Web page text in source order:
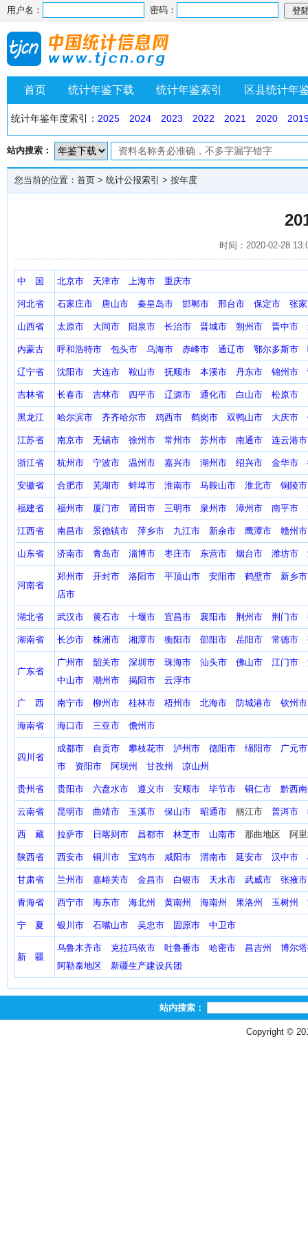
用户名： 密码：
首页 统计年鉴下载 统计年鉴索引 区县统计年
统计年鉴年度索引： 2025 2024 2023 2022 2021 2020
站内搜索：
您当前的位置： 首页 > 统计公报索引 > 按年度
时间：2020-02-28
中 国 北京市 天津市 上海市 重庆市
河北省 石家庄市 唐山市 秦皇岛市 邯郸市 邢台市 保定市 张
山西省 太原市 大同市 阳泉市 长治市 晋城市 朔州市 晋中市
内蒙古 呼和浩特市 包头市 乌海市 赤峰市 通辽市 鄂尔多斯市
辽宁省 沈阳市 大连市 鞍山市 抚顺市 本溪市 丹东市 锦州市
吉林省 长春市 吉林市 四平市 辽源市 通化市 白山市 松原市
黑龙江 哈尔滨市 齐齐哈尔市 鸡西市 鹤岗市 双鸭山市 大庆市
江苏省 南京市 无锡市 徐州市 常州市 苏州市 南通市 连云港市
浙江省 杭州市 宁波市 温州市 嘉兴市 湖州市 绍兴市 金华市
安徽省 合肥市 芜湖市 蚌埠市 淮南市 马鞍山市 淮北市 铜陵市
福建省 福州市 厦门市 莆田市 三明市 泉州市 漳州市 南平市
江西省 南昌市 景德镇市 萍乡市 九江市 新余市 鹰潭市 赣州市
山东省 济南市 青岛市 淄博市 枣庄市 东营市 烟台市 潍坊市
河南省
郑州市 开封市 洛阳市 平顶山市 安阳市 鹤壁市
新乡市
店市
湖北省 武汉市 黄石市 十堰市 宜昌市 襄阳市 荆州市 荆门市
湖南省 长沙市 株洲市 湘潭市 衡阳市 邵阳市 岳阳市 常德市
广东省
广州市 韶关市 深圳市 珠海市 汕头市 佛山市 江门市
中山市
潮州市 揭阳市 云浮市
广 西 南宁市 柳州市 桂林市 梧州市 北海市 防城港市 钦州市
海南省 海口市 三亚市 儋州市
四川省
成都市 自贡市 攀枝花市 泸州市 德阳市 绵阳市
广元市
市
资阳市 阿坝州 甘孜州 凉山州
贵州省 贵阳市 六盘水市 遵义市 安顺市 毕节市 铜仁市 黔西
云南省 昆明市 曲靖市 玉溪市 保山市 昭通市 丽江市 普洱市
西 藏 拉萨市 日喀则市 昌都市 林芝市 山南市 那曲地区 阿里
陕西省 西安市 铜川市 宝鸡市 咸阳市 渭南市 延安市 汉中市
甘肃省 兰州市 嘉峪关市 金昌市 白银市 天水市 武威市 张掖市
青海省 西宁市 海东市 海北州 黄南州 海南州 果洛州 玉树州
宁 夏 银川市 石嘴山市 吴忠市 固原市 中卫市
新 疆
乌鲁木齐市 克拉玛依市 吐鲁番市 哈密市 昌吉州
博尔
阿勒泰地区
新疆生产建设兵团
站内搜索：
Copyright ©